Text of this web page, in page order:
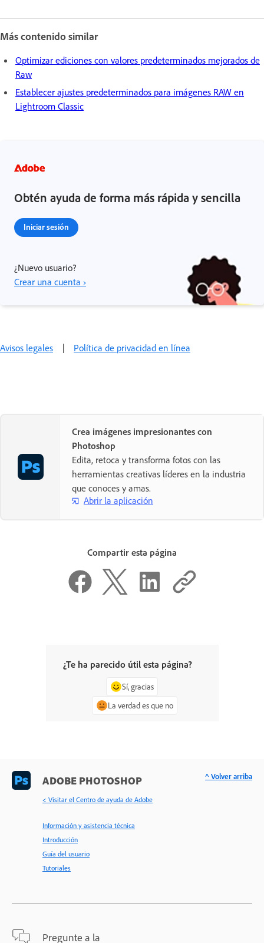
Más contenido similar
Optimizar ediciones con valores predeterminados mejorados de
Raw
Establecer ajustes predeterminados para imágenes RAW en
Lightroom Classic
Obtén ayuda de forma más rápida y sencilla
Iniciar sesión
¿Nuevo usuario?
Crear una cuenta ›
Avisos legales | Política de privacidad en línea
Crea imágenes impresionantes con
Photoshop
Edita, retoca y transforma fotos con las
herramientas creativas líderes en la industria
que conoces y amas.
Abrir la aplicación
Compartir esta página
¿Te ha parecido útil esta página?
Sí, gracias
La verdad es que no
ADOBE PHOTOSHOP
< Visitar el Centro de ayuda de Adobe
Información y asistencia técnica
Introducción
Guía del usuario
Tutoriales
Pregunte a la
^ Volver arriba